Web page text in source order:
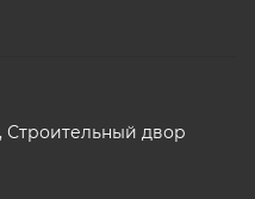
двор